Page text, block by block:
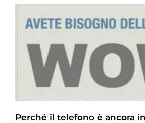
Perché il telefono è ancora